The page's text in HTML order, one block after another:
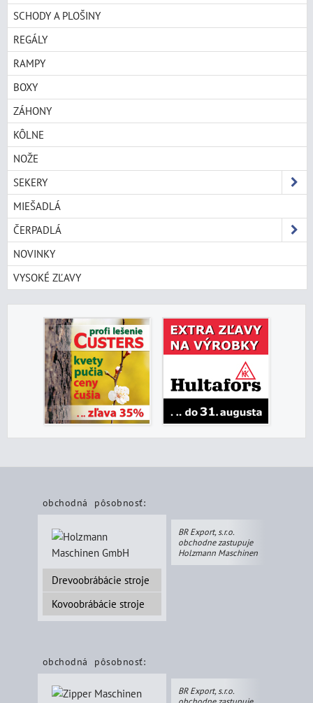
SCHODY A PLOŠINY
REGÁLY
RAMPY
BOXY
ZÁHONY
KÔLNE
NOŽE
SEKERY
MIEŠADLÁ
ČERPADLÁ
NOVINKY
VYSOKÉ ZĽAVY
obchodná pôsobnosť:
Drevoobrábácie stroje
Kovoobrábácie stroje
BR Export, s.r.o.
obchodne zastupuje
Holzmann Maschinen
obchodná pôsobnosť:
BR Export, s.r.o.